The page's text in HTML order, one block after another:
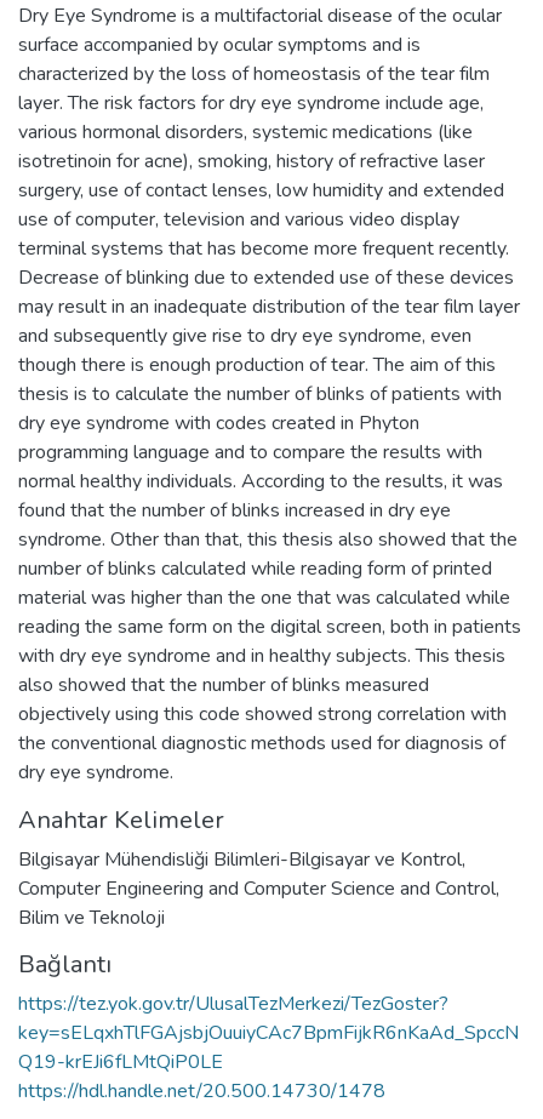
Dry Eye Syndrome is a multifactorial disease of the ocular
surface accompanied by ocular symptoms and is
characterized by the loss of homeostasis of the tear film
layer. The risk factors for dry eye syndrome include age,
various hormonal disorders, systemic medications (like
isotretinoin for acne), smoking, history of refractive laser
surgery, use of contact lenses, low humidity and extended
use of computer, television and various video display
terminal systems that has become more frequent recently.
Decrease of blinking due to extended use of these devices
may result in an inadequate distribution of the tear film layer
and subsequently give rise to dry eye syndrome, even
though there is enough production of tear. The aim of this
thesis is to calculate the number of blinks of patients with
dry eye syndrome with codes created in Phyton
programming language and to compare the results with
normal healthy individuals. According to the results, it was
found that the number of blinks increased in dry eye
syndrome. Other than that, this thesis also showed that the
number of blinks calculated while reading form of printed
material was higher than the one that was calculated while
reading the same form on the digital screen, both in patients
with dry eye syndrome and in healthy subjects. This thesis
also showed that the number of blinks measured
objectively using this code showed strong correlation with
the conventional diagnostic methods used for diagnosis of
dry eye syndrome.
Anahtar Kelimeler
Bilgisayar Mühendisliği Bilimleri-Bilgisayar ve Kontrol,
Computer Engineering and Computer Science and Control,
Bilim ve Teknoloji
Bağlantı
https://tez.yok.gov.tr/UlusalTezMerkezi/TezGoster?
key=sELqxhTlFGAjsbjOuuiyCAc7BpmFijkR6nKaAd_SpccN
Q19-krEJi6fLMtQiP0LE
https://hdl.handle.net/20.500.14730/1478